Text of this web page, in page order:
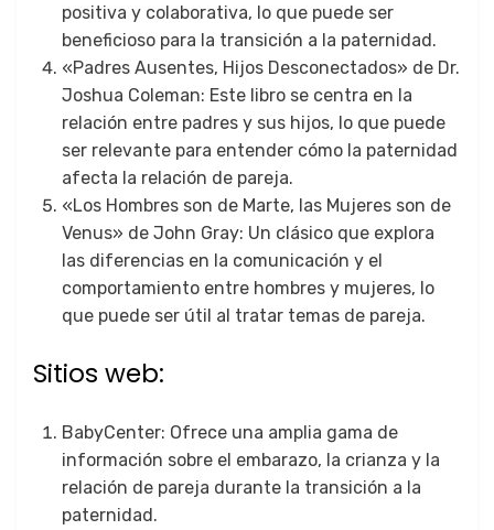
positiva y colaborativa, lo que puede ser
beneficioso para la transición a la paternidad.
«Padres Ausentes, Hijos Desconectados» de Dr.
Joshua Coleman: Este libro se centra en la
relación entre padres y sus hijos, lo que puede
ser relevante para entender cómo la paternidad
afecta la relación de pareja.
«Los Hombres son de Marte, las Mujeres son de
Venus» de John Gray: Un clásico que explora
las diferencias en la comunicación y el
comportamiento entre hombres y mujeres, lo
que puede ser útil al tratar temas de pareja.
Sitios web:
BabyCenter: Ofrece una amplia gama de
información sobre el embarazo, la crianza y la
relación de pareja durante la transición a la
paternidad.